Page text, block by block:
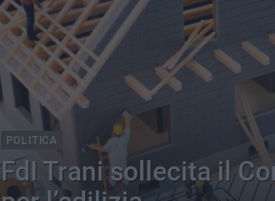
POLITICA
FdI Trani sollecita il